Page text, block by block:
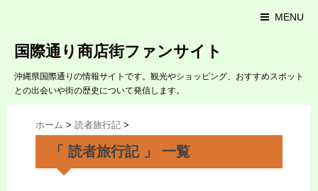
MENU
国際通り商店街ファンサイト
沖縄県国際通りの情報サイトです。観光やショッピング、おすすめスポット
との出会いや街の歴史について発信します。
ホーム > 読者旅行記 >
「 読者旅行記 」 一覧